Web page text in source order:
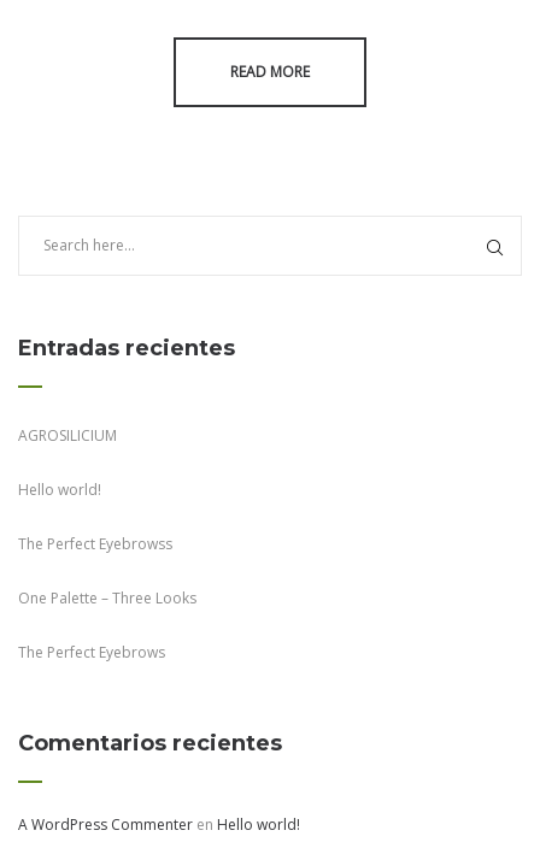
READ MORE
Entradas recientes
AGROSILICIUM
Hello world!
The Perfect Eyebrowss
One Palette – Three Looks
The Perfect Eyebrows
Comentarios recientes
A WordPress Commenter en Hello world!